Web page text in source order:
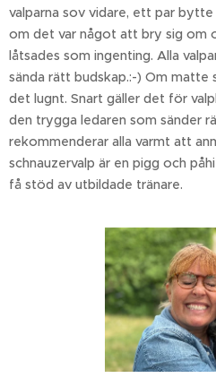
valparna sov vidare, ett par
om det var något att bry sig om
låtsades som ingenting. Alla
sända rätt budskap.:-) Om matte
det lugnt. Snart gäller det för
den trygga ledaren som sänder
rekommenderar alla varmt att
schnauzervalp är en pigg och
få stöd av utbildade tränare.